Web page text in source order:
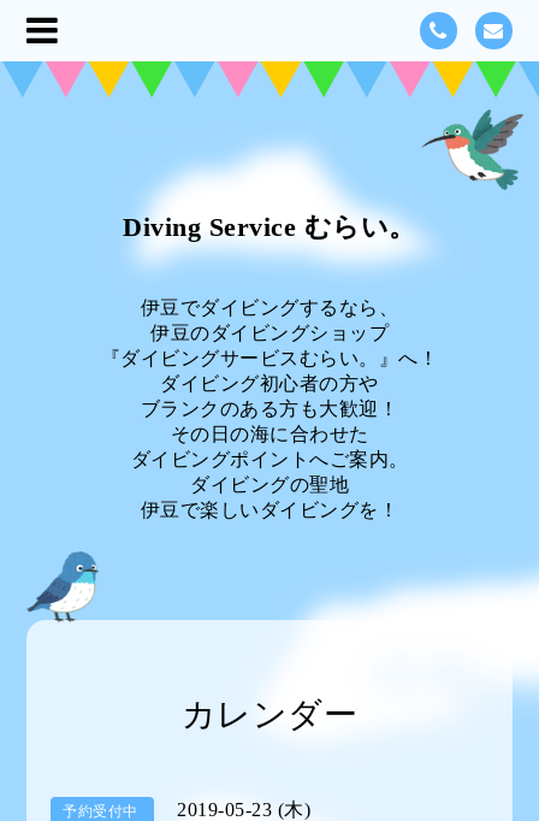
Diving Service むらい。
伊豆でダイビングするなら、
伊豆のダイビングショップ
『ダイビングサービスむらい。』へ！
ダイビング初心者の方や
ブランクのある方も大歓迎！
その日の海に合わせた
ダイビングポイントへご案内。
ダイビングの聖地
伊豆で楽しいダイビングを！
カレンダー
予約受付中 2019-05-23 (木)